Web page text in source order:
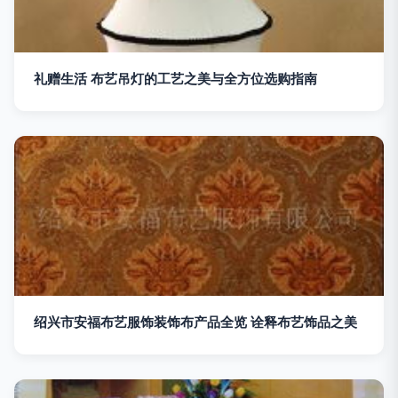
礼赠生活 布艺吊灯的工艺之美与全方位选购指南
绍兴市安福布艺服饰装饰布产品全览 诠释布艺饰品之美